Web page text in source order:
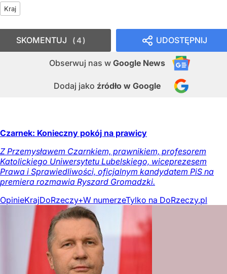
Kraj
UDOSTĘPNIJ
Obserwuj nas w Google News
Dodaj jako źródło w Google
SKOMENTUJ 4
Czarnek: Konieczny pokój na prawicy
Z Przemysławem Czarnkiem, prawnikiem, profesorem
Katolickiego Uniwersytetu Lubelskiego, wiceprezesem
Prawa i Sprawiedliwości, oficjalnym kandydatem PiS na
premiera rozmawia Ryszard Gromadzki.
OpinieKrajDoRzeczy+W numerzeTylko na DoRzeczy.pl